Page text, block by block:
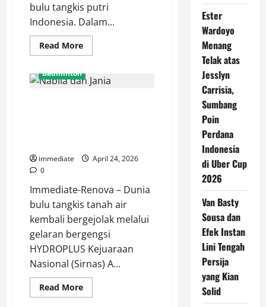
bulu tangkis putri
Indonesia. Dalam...
Read MoreRead
more
Wardoyo
Menang
Indonesia
di
2026
Badminton
immediate
April 24, 2026
0
Immediate-Renova – Dunia
bulu tangkis tanah air
kembali bergejolak melalui
gelaran bergengsi
HYDROPLUS Kejuaraan
Nasional (Sirnas) A...
Read MoreRead
more
Ester
Wardoyo
Menang
Telak atas
Jesslyn
Carrisia,
Sumbang
Poin
Perdana
Indonesia
di Uber Cup
2026
Van Basty
Sousa dan
Efek Instan
Lini Tengah
Persija
yang Kian
Solid